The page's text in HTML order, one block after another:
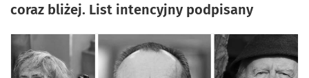
coraz bliżej. List intencyjny podpisany